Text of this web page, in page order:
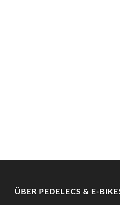
ÜBER PEDELECS & E-